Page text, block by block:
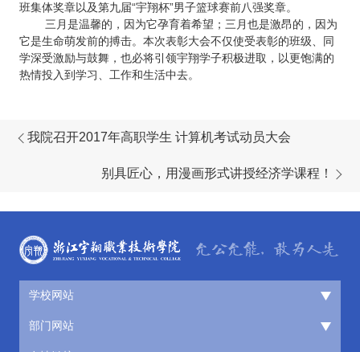
班集体奖章以及第九届“宇翔杯”男子篮球赛前八强奖章。
三月是温馨的，因为它孕育着希望；三月也是激昂的，因为
它是生命萌发前的搏击。本次表彰大会不仅使受表彰的班级、同
学深受激励与鼓舞，也必将引领宇翔学子积极进取，以更饱满的
热情投入到学习、工作和生活中去。
我院召开2017年高职学生 计算机考试动员大会
别具匠心，用漫画形式讲授经济学课程！
学校网站
部门网站